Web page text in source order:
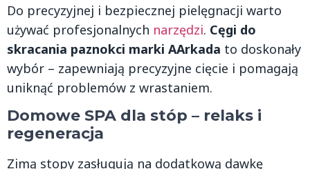
Do precyzyjnej i bezpiecznej pielęgnacji warto
używać profesjonalnych narzędzi. Cęgi do
skracania paznokci marki AArkada to doskonały
wybór – zapewniają precyzyjne cięcie i pomagają
uniknąć problemów z wrastaniem.
Domowe SPA dla stóp – relaks i
regeneracja
Zimą stopy zasługują na dodatkową dawkę